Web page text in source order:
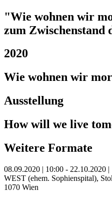
"Wie wohnen wir
zum Zwischenstand
2020
Wie wohnen wir
Ausstellung
How will we live
Weitere Formate
08.09.2020 | 10:00 - 22.10.2020 |
WEST (ehem. Sophienspital),
1070 Wien